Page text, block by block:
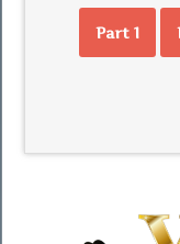
Part 1